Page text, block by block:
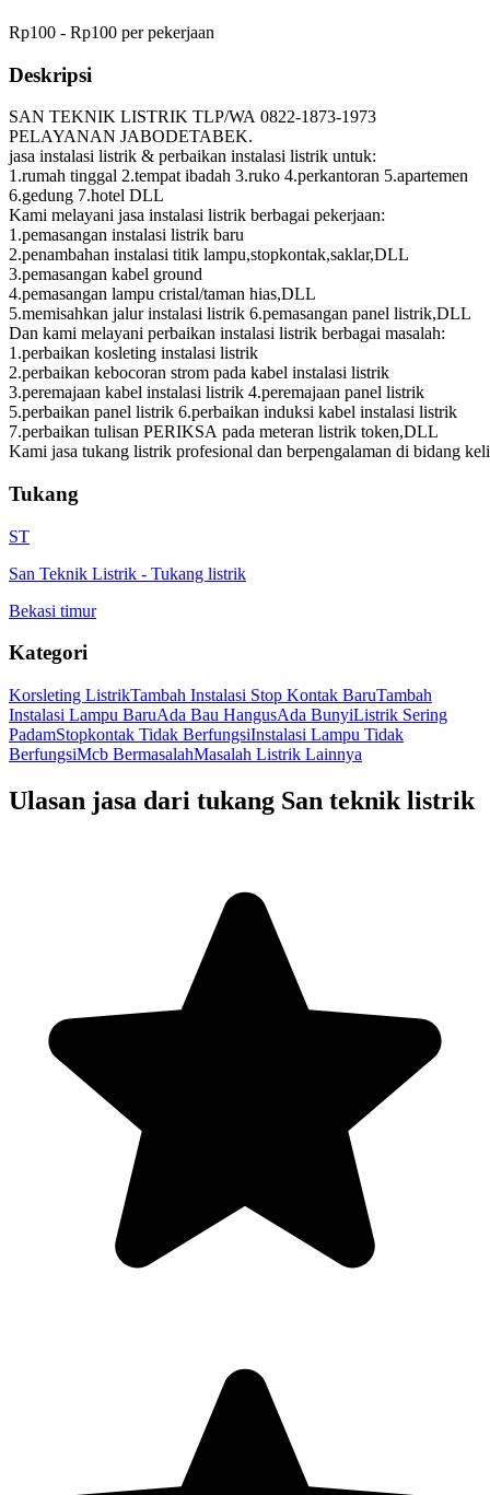
Rp100 - Rp100 per pekerjaan
Deskripsi
SAN TEKNIK LISTRIK TLP/WA 0822-1873-1973
PELAYANAN JABODETABEK.
jasa instalasi listrik & perbaikan instalasi listrik untuk:
1.rumah tinggal 2.tempat ibadah 3.ruko 4.perkantoran 5.apartemen
6.gedung 7.hotel DLL
Kami melayani jasa instalasi listrik berbagai pekerjaan:
1.pemasangan instalasi listrik baru
2.penambahan instalasi titik lampu,stopkontak,saklar,DLL
3.pemasangan kabel ground
4.pemasangan lampu cristal/taman hias,DLL
5.memisahkan jalur instalasi listrik 6.pemasangan panel listrik,DLL
Dan kami melayani perbaikan instalasi listrik berbagai masalah:
1.perbaikan kosleting instalasi listrik
2.perbaikan kebocoran strom pada kabel instalasi listrik
3.peremajaan kabel instalasi listrik 4.peremajaan panel listrik
5.perbaikan panel listrik 6.perbaikan induksi kabel instalasi listrik
7.perbaikan tulisan PERIKSA pada meteran listrik token,DLL
Kami jasa tukang listrik profesional dan berpengalaman di bidang
Tukang
ST
San Teknik Listrik - Tukang listrik
Bekasi timur
Kategori
Korsleting ListrikTambah Instalasi Stop Kontak BaruTambah
Instalasi Lampu BaruAda Bau HangusAda BunyiListrik Sering
PadamStopkontak Tidak BerfungsiInstalasi Lampu Tidak
BerfungsiMcb BermasalahMasalah Listrik Lainnya
Ulasan jasa dari tukang San teknik listrik